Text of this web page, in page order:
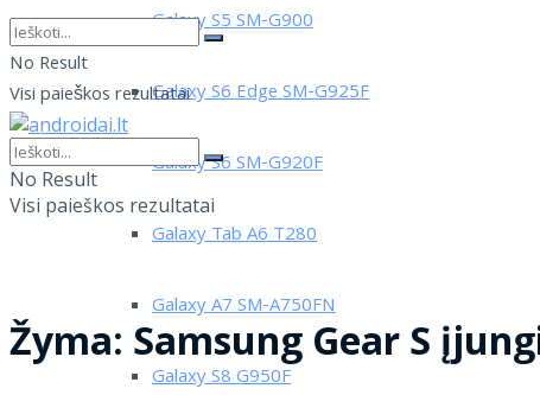
Galaxy S5 SM-G900
Galaxy S6 Edge SM-G925F
Galaxy S6 SM-G920F
Galaxy Tab A6 T280
Galaxy A7 SM-A750FN
Galaxy S8 G950F
No Result
Visi paieškos rezultatai
No Result
Visi paieškos rezultatai
Žyma: Samsung Gear S